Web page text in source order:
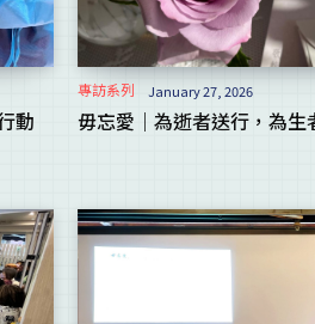
動
專訪系列 January 27, 2026
毋忘愛｜為逝者送行，為生